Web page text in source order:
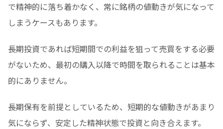
で精神的に落ち着かなく、常に銘柄の値動きが気になって
しまうケースもあります。
長期投資であれば短期間での利益を狙って売買をする必要
がないため、最初の購入以降で時間を取られることは基本
的にありません。
長期保有を前提としているため、短期的な値動きがあまり
気にならず、安定した精神状態で投資と向き合えます。